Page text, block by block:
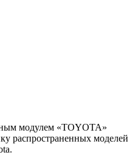
модулем «TOYOTA»
распространенных моделей